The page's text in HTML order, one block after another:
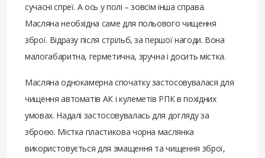
сучасні спреї. А ось у полі – зовсім інша справа.
Масляна необхідна саме для польового чищення
зброї. Відразу після стрільб, за першої нагоди. Вона
малогабаритна, герметична, зручна і досить містка.
Масляна однокамерна спочатку застосовувалася для
чищення автоматів АК і кулеметів РПК в похідних
умовах. Надалі застосовувалась для догляду за
зброєю. Містка пластикова чорна маслянка
використовується для змащення та чищення зброї,